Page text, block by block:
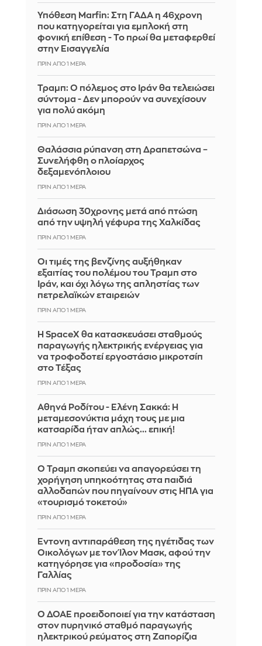
Υπόθεση Marfin: Στη ΓΑΔΑ η 46χρονη
που κατηγορείται για εμπλοκή στη
φονική επίθεση - Το πρωί θα μεταφερθεί
στην Εισαγγελία
ΠΡΙΝ ΑΠΌ 1 ΜΈΡΑ
Τραμπ: Ο πόλεμος στο Ιράν θα τελειώσει
σύντομα - Δεν μπορούν να συνεχίσουν
για πολύ ακόμη
ΠΡΙΝ ΑΠΌ 1 ΜΈΡΑ
Θαλάσσια ρύπανση στη Δραπετσώνα –
Συνελήφθη ο πλοίαρχος
δεξαμενόπλοιου
ΠΡΙΝ ΑΠΌ 1 ΜΈΡΑ
Διάσωση 30χρονης μετά από πτώση
από την υψηλή γέφυρα της Χαλκίδας
ΠΡΙΝ ΑΠΌ 1 ΜΈΡΑ
Οι τιμές της βενζίνης αυξήθηκαν
εξαιτίας του πολέμου του Τραμπ στο
Ιράν, και όχι λόγω της απληστίας των
πετρελαϊκών εταιρειών
ΠΡΙΝ ΑΠΌ 1 ΜΈΡΑ
Η SpaceX θα κατασκευάσει σταθμούς
παραγωγής ηλεκτρικής ενέργειας για
να τροφοδοτεί εργοστάσιο μικροτσίπ
στο Τέξας
ΠΡΙΝ ΑΠΌ 1 ΜΈΡΑ
Αθηνά Ροδίτου - Ελένη Σακκά: Η
μεταμεσονύκτια μάχη τους με μια
κατσαρίδα ήταν απλώς... επική!
ΠΡΙΝ ΑΠΌ 1 ΜΈΡΑ
Ο Τραμπ σκοπεύει να απαγορεύσει τη
χορήγηση υπηκοότητας στα παιδιά
αλλοδαπών που πηγαίνουν στις ΗΠΑ για
«τουρισμό τοκετού»
ΠΡΙΝ ΑΠΌ 1 ΜΈΡΑ
Έντονη αντιπαράθεση της ηγέτιδας των
Οικολόγων με τον Ίλον Μασκ, αφού την
κατηγόρησε για «προδοσία» της
Γαλλίας
ΠΡΙΝ ΑΠΌ 1 ΜΈΡΑ
Ο ΔΟΑΕ προειδοποιεί για την κατάσταση
στον πυρηνικό σταθμό παραγωγής
ηλεκτρικού ρεύματος στη Ζαπορίζια